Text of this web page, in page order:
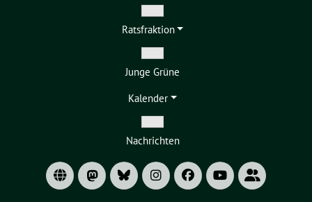
Zeige
Untermenü
Ratsfraktion
Zeige
Untermenü
Junge Grüne
Kalender
Zeige
Untermenü
Nachrichten